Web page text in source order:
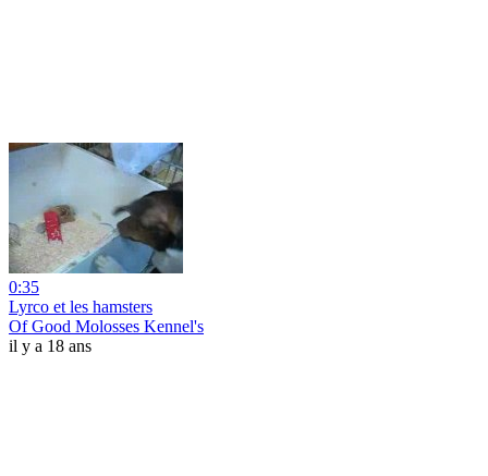
0:35
Lyrco et les hamsters
Of Good Molosses Kennel's
il y a 18 ans